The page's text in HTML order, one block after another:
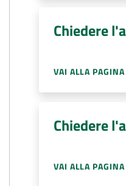
Chiedere
VAI ALLA PAGINA
Chiedere
VAI ALLA PAGINA